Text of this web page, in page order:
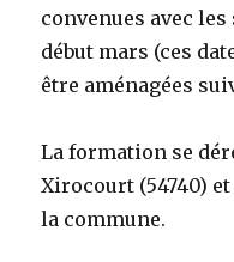
convenues avec
début mars (ces
être aménagées
La formation se
Xirocourt (54740)
la commune.